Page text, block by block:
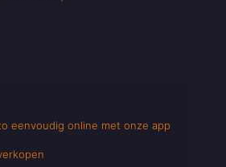
eenvoudig online met onze app